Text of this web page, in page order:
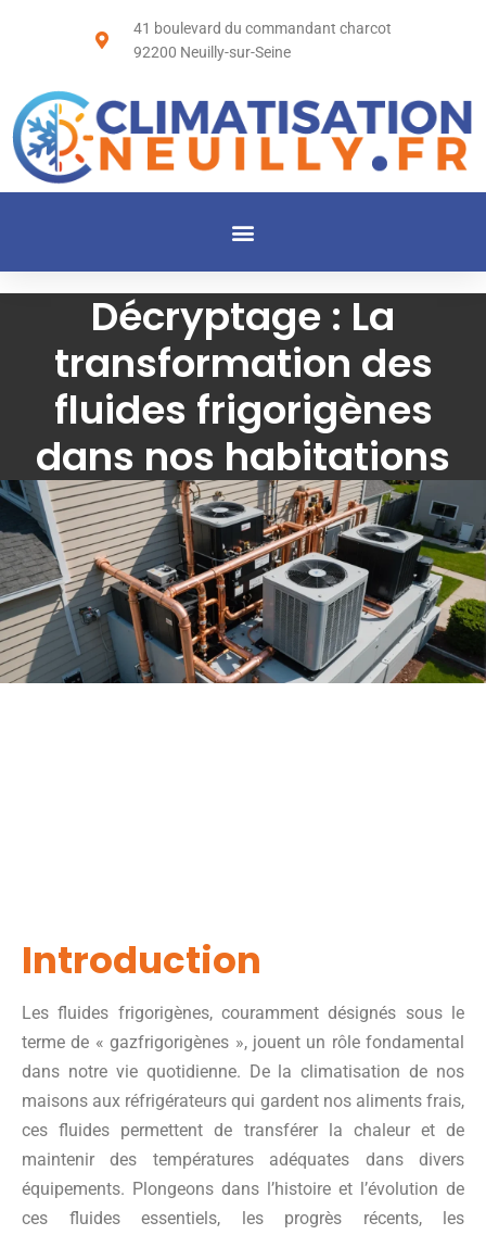
41 boulevard du commandant charcot
92200 Neuilly-sur-Seine
Décryptage : La
transformation des
fluides frigorigènes
dans nos habitations
Introduction
Les fluides frigorigènes, couramment désignés sous le
terme de « gazfrigorigènes », jouent un rôle fondamental
dans notre vie quotidienne. De la climatisation de nos
maisons aux réfrigérateurs qui gardent nos aliments frais,
ces fluides permettent de transférer la chaleur et de
maintenir des températures adéquates dans divers
équipements. Plongeons dans l’histoire et l’évolution de
ces fluides essentiels, les progrès récents, les